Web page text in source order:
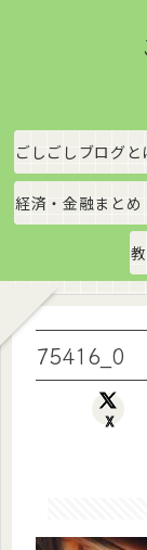
75416_0
X